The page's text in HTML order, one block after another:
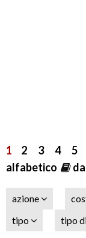
1 2 3 4 5
alfabetico
azione
tipo
tipo